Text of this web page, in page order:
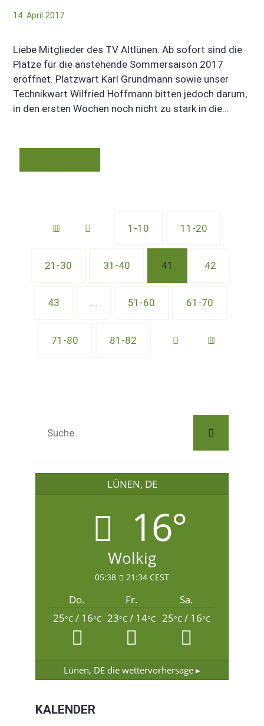
14. April 2017
Liebe Mitglieder des TV Altlünen. Ab sofort sind die
Plätze für die anstehende Sommersaison 2017
eröffnet. Platzwart Karl Grundmann sowie unser
Technikwart Wilfried Hoffmann bitten jedoch darum,
in den ersten Wochen noch nicht zu stark in die...
1-10 11-20
21-30 31-40 41 42
43 … 51-60 61-70
71-80 81-82
LÜNEN, DE
16°
Wolkig
05:38 21:34 CEST
Do. Fr.
Sa.
25°C/ 16°C 23°C / 14°C 25°C / 16°C
Lünen, DE die wettervorhersage ▸
KALENDER